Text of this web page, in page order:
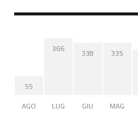
55
AGO
366
LUG
338
GIU
335
MAG